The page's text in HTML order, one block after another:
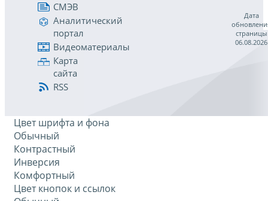
СМЭВ
Аналитический
портал
Видеоматериалы
Карта
сайта
RSS
Дата
страницы
06.08.2026
Цвет шрифта и фона
Обычный
Контрастный
Инверсия
Комфортный
Цвет кнопок и ссылок